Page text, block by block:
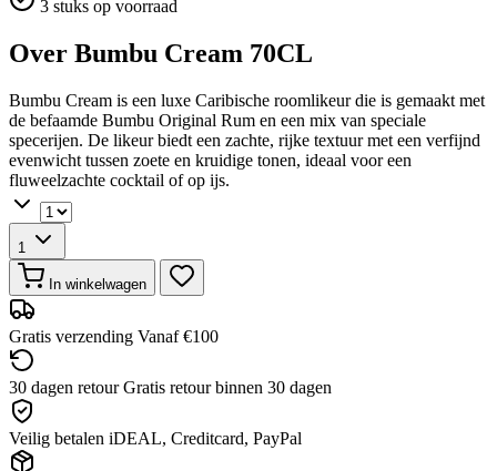
3 stuks op voorraad
Over Bumbu Cream 70CL
Bumbu Cream is een luxe Caribische roomlikeur die is gemaakt met
de befaamde Bumbu Original Rum en een mix van speciale
specerijen. De likeur biedt een zachte, rijke textuur met een verfijnd
evenwicht tussen zoete en kruidige tonen, ideaal voor een
fluweelzachte cocktail of op ijs.
1
In winkelwagen
Gratis verzending Vanaf €100
30 dagen retour Gratis retour binnen 30 dagen
Veilig betalen iDEAL, Creditcard, PayPal